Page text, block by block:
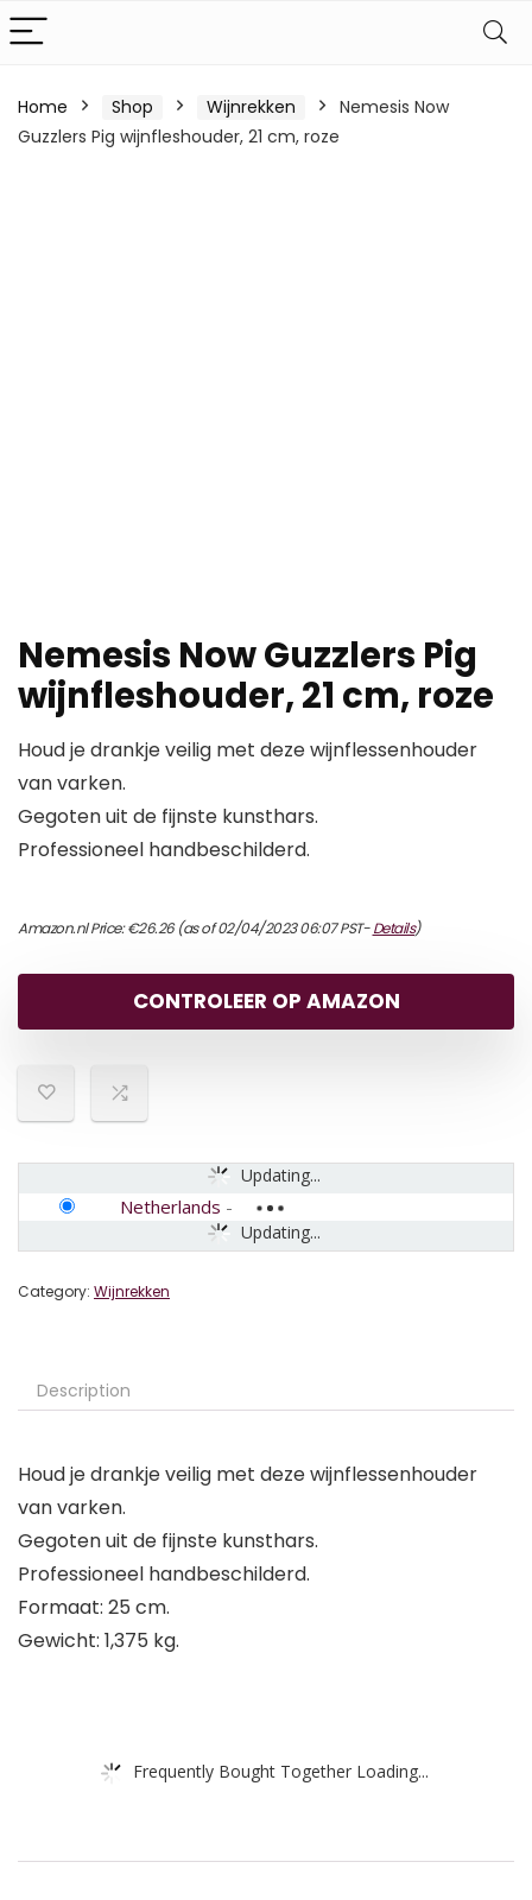
Home Shop Wijnrekken
Nemesis Now
Guzzlers Pig wijnfleshouder, 21 cm, roze
Nemesis Now Guzzlers Pig
wijnfleshouder, 21 cm, roze
Houd je drankje veilig met deze wijnflessenhouder
van varken.
Gegoten uit de fijnste kunsthars.
Professioneel handbeschilderd.
Amazon.nl Price:€26.26(as of 02/04/2023 06:07 PST-Details)
CONTROLEER OP AMAZON
Updating...
Updating...
Netherlands -
Category: Wijnrekken
Description
Houd je drankje veilig met deze wijnflessenhouder
van varken.
Gegoten uit de fijnste kunsthars.
Professioneel handbeschilderd.
Formaat: 25 cm.
Gewicht: 1,375 kg.
Frequently Bought Together Loading...